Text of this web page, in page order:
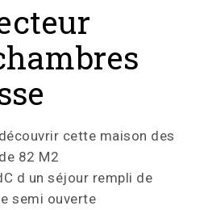
cette maison des
82 M2
d un séjour rempli de
semi ouverte